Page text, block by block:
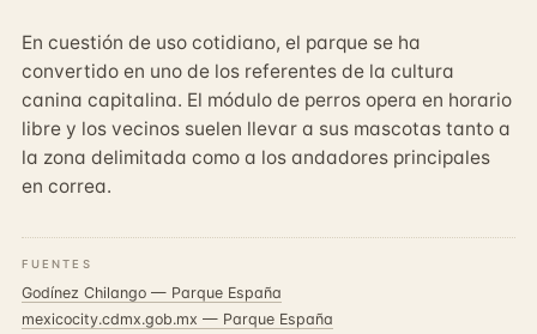
En cuestión de uso cotidiano, el parque se ha
convertido en uno de los referentes de la cultura
canina capitalina. El módulo de perros opera en horario
libre y los vecinos suelen llevar a sus mascotas tanto a
la zona delimitada como a los andadores principales
en correa.
FUENTES
Godínez Chilango — Parque España
mexicocity.cdmx.gob.mx — Parque España